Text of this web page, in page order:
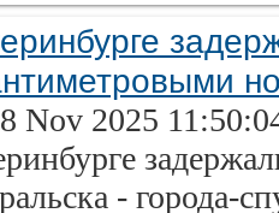
Nov 2025
- города-